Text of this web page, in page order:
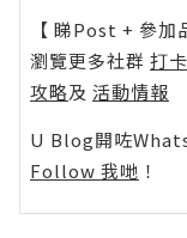
【 睇Post + 參加
瀏覽更多社群 打卡
攻略及 活動情報
U Blog開咗
Follow 我哋 ！